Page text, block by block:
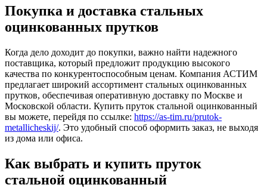
Покупка и доставка стальных
оцинкованных прутков
Когда дело доходит до покупки, важно найти надежного
поставщика, который предложит продукцию высокого
качества по конкурентоспособным ценам. Компания АСТИМ
предлагает широкий ассортимент стальных оцинкованных
прутков, обеспечивая оперативную доставку по Москве и
Московской области. Купить пруток стальной оцинкованный
вы можете, перейдя по ссылке: https://as-tim.ru/prutok-
metallicheskij/. Это удобный способ оформить заказ, не выходя
из дома или офиса.
Как выбрать и купить пруток
стальной оцинкованный